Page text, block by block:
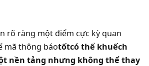
rõ ràng một điểm cực kỳ quan
mã thông báotốtcó thể khuếch
nền tảng nhưng không thể thay